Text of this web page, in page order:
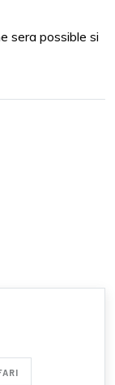
sera possible si